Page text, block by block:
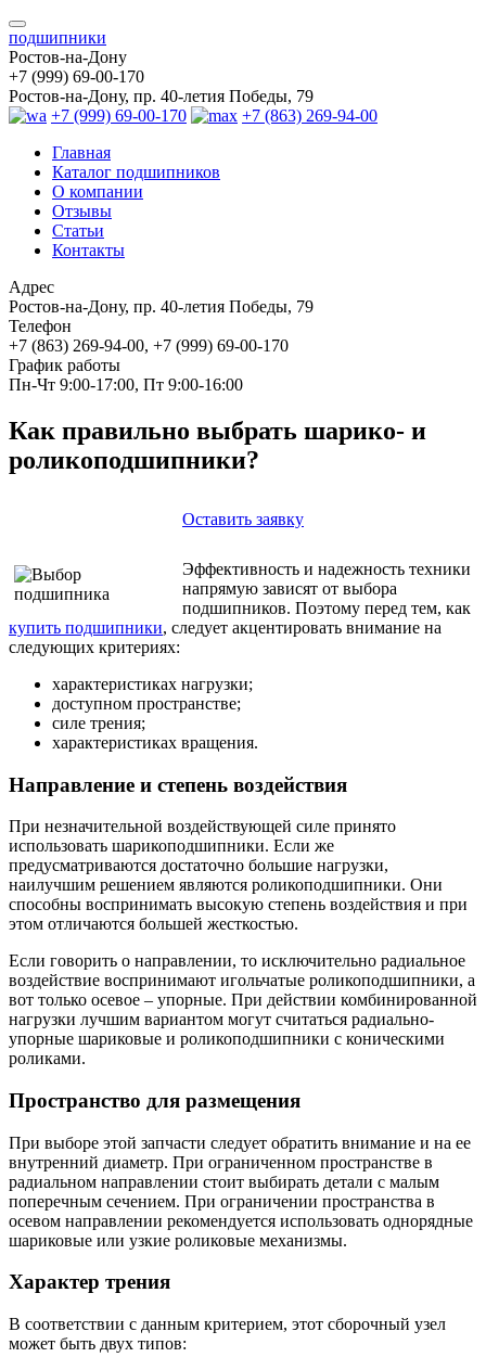
подшипники
Ростов-на-Дону
+7 (999) 69-00-170
Ростов-на-Дону, пр. 40-летия Победы, 79
+7 (999) 69-00-170
+7 (863) 269-94-00
Главная
Каталог подшипников
О компании
Отзывы
Статьи
Контакты
Адрес
Ростов-на-Дону, пр. 40-летия Победы, 79
Телефон
+7 (863) 269-94-00, +7 (999) 69-00-170
График работы
Пн-Чт 9:00-17:00, Пт 9:00-16:00
Как правильно выбрать шарико- и
роликоподшипники?
Оставить заявку
Эффективность и надежность техники
напрямую зависят от выбора
подшипников. Поэтому перед тем, как
купить подшипники, следует акцентировать внимание на
следующих критериях:
характеристиках нагрузки;
доступном пространстве;
силе трения;
характеристиках вращения.
Направление и степень воздействия
При незначительной воздействующей силе принято
использовать шарикоподшипники. Если же
предусматриваются достаточно большие нагрузки,
наилучшим решением являются роликоподшипники. Они
способны воспринимать высокую степень воздействия и при
этом отличаются большей жесткостью.
Если говорить о направлении, то исключительно радиальное
воздействие воспринимают игольчатые роликоподшипники, а
вот только осевое – упорные. При действии комбинированной
нагрузки лучшим вариантом могут считаться радиально-
упорные шариковые и роликоподшипники с коническими
роликами.
Пространство для размещения
При выборе этой запчасти следует обратить внимание и на ее
внутренний диаметр. При ограниченном пространстве в
радиальном направлении стоит выбирать детали с малым
поперечным сечением. При ограничении пространства в
осевом направлении рекомендуется использовать однорядные
шариковые или узкие роликовые механизмы.
Характер трения
В соответствии с данным критерием, этот сборочный узел
может быть двух типов: